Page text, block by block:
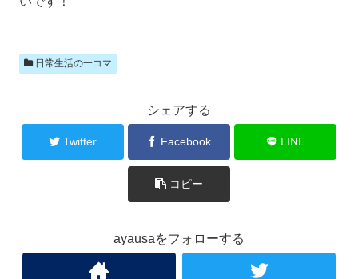
日常生活の一コマ
シェアする
Twitter Facebook LINE
コピー
ayausaをフォローする